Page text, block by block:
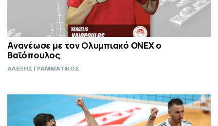
Ανανέωσε με τον Ολυμπιακό ΟΝΕΧ ο
Βαϊόπουλος
ΑΛΕΞΗΣ ΓΡΑΜΜΑΤΙΚΟΣ